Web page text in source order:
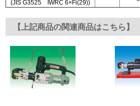
(JIS G3525 IWRC 6×Fi(29))
【上記商品の関連商品はこちら】